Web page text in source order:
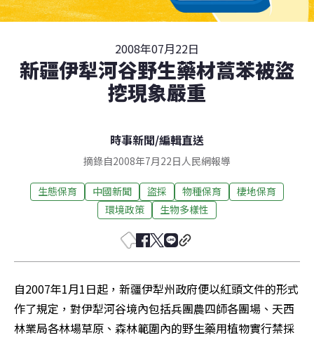
2008年07月22日
新疆伊犁河谷野生藥材蒿苯被盜
挖現象嚴重
時事新聞/編輯直送
摘錄自2008年7月22日人民網報導
生態保育 中國新聞 盜採 物種保育
棲地保育
環境政策
生物多樣性
自2007年1月1日起，新疆伊犁州政府便以紅頭文件的形式
作了規定，對伊犁河谷境內包括兵團農四師各團場、天西
林業局各林場草原、森林範圍內的野生藥用植物實行禁採